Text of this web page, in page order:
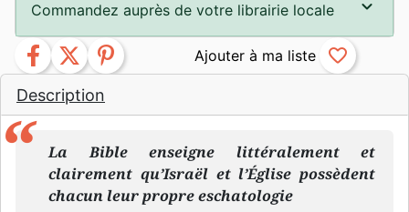
Description
La Bible enseigne littéralement et
clairement qu’Israël et l’Église possèdent
chacun leur propre eschatologie
Commandez auprès de votre librairie locale
facebook twitter pinterest favorite_border